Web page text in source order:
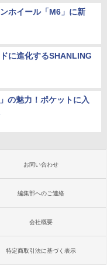
ホイール「M6」に新
に進化するSHANLING
の魅力！ポケットに入
お問い合わせ
編集部へのご連絡
会社概要
特定商取引法に基づく表示